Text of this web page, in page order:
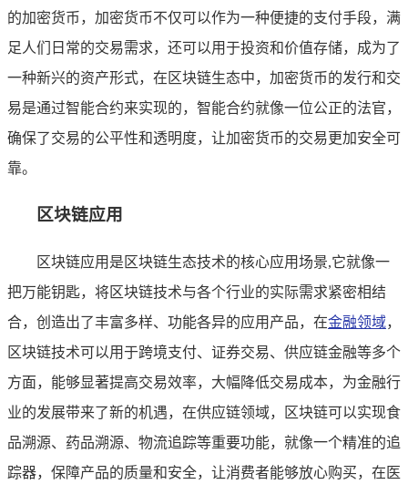
的加密货币，加密货币不仅可以作为一种便捷的支付手段，满
足人们日常的交易需求，还可以用于投资和价值存储，成为了
一种新兴的资产形式，在区块链生态中，加密货币的发行和交
易是通过智能合约来实现的，智能合约就像一位公正的法官，
确保了交易的公平性和透明度，让加密货币的交易更加安全可
靠。
区块链应用
区块链应用是区块链生态技术的核心应用场景,它就像一
把万能钥匙，将区块链技术与各个行业的实际需求紧密相结
合，创造出了丰富多样、功能各异的应用产品，在金融领域，
区块链技术可以用于跨境支付、证券交易、供应链金融等多个
方面，能够显著提高交易效率，大幅降低交易成本，为金融行
业的发展带来了新的机遇，在供应链领域，区块链可以实现食
品溯源、药品溯源、物流追踪等重要功能，就像一个精准的追
踪器，保障产品的质量和安全，让消费者能够放心购买，在医